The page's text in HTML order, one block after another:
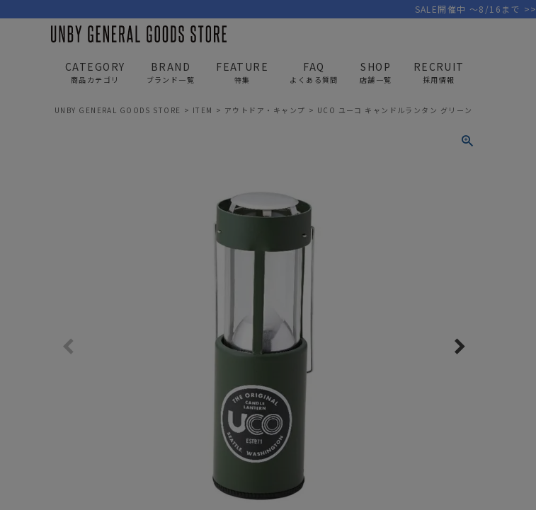
CATEGORY
商品カテゴリ
トップス
キャップ/帽子
シューズ/靴下
サングラス/メガネ
時計
フィールドギア
BRAND
ブランド一覧
PICK UP BRAND
AS2OV GOLF
FEATURE
特集
FAQ
よくある質問
SHOP
店舗一覧
RECRUIT
採用情報
SALE開催中 ～8/16まで >>
UNBY GENERAL GOODS STORE ITEM アウトドア・キャンプ UCO ユーコ キャンドルランタン グリーン